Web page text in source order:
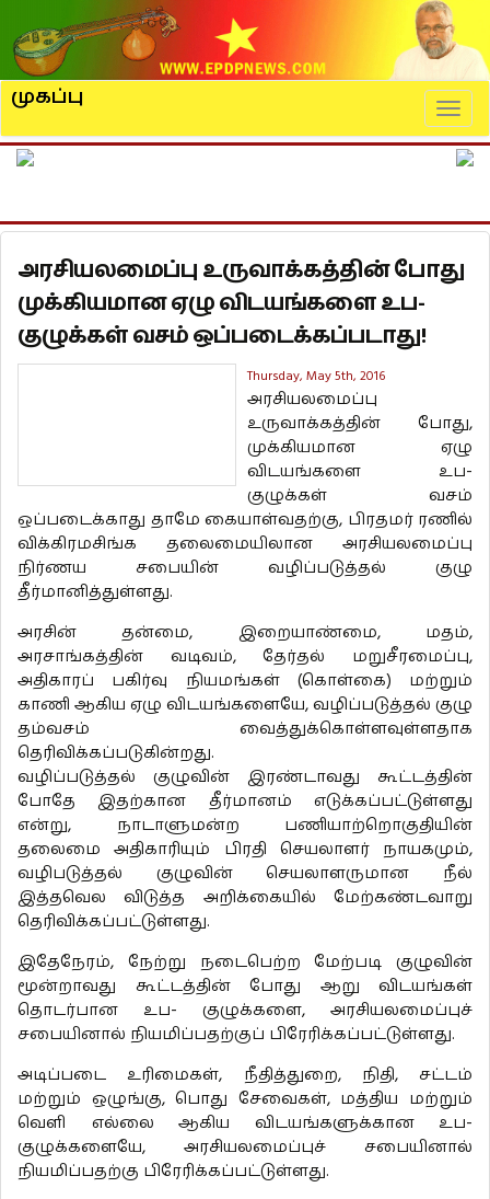
முகப்பு
அரசியலமைப்பு உருவாக்கத்தின் போது
முக்கியமான ஏழு விடயங்களை உப-
குழுக்கள் வசம் ஒப்படைக்கப்படாது!
Thursday, May 5th, 2016
அரசியலமைப்பு
உருவாக்கத்தின் போது,
முக்கியமான ஏழு
விடயங்களை உப-
குழுக்கள் வசம்
ஒப்படைக்காது தாமே கையாள்வதற்கு, பிரதமர் ரணில்
விக்கிரமசிங்க தலைமையிலான அரசியலமைப்பு
நிர்ணய சபையின் வழிப்படுத்தல் குழு
தீர்மானித்துள்ளது.
அரசின் தன்மை, இறையாண்மை, மதம்,
அரசாங்கத்தின் வடிவம், தேர்தல் மறுசீரமைப்பு,
அதிகாரப் பகிர்வு நியமங்கள் (கொள்கை) மற்றும்
காணி ஆகிய ஏழு விடயங்களையே, வழிப்படுத்தல் குழு
தம்வசம் வைத்துக்கொள்ளவுள்ளதாக
தெரிவிக்கப்படுகின்றது.
வழிப்படுத்தல் குழுவின் இரண்டாவது கூட்டத்தின்
போதே இதற்கான தீர்மானம் எடுக்கப்பட்டுள்ளது
என்று, நாடாளுமன்ற பணியாற்றொகுதியின்
தலைமை அதிகாரியும் பிரதி செயலாளர் நாயகமும்,
வழிபடுத்தல் குழுவின் செயலாளருமான நீல்
இத்தவெல விடுத்த அறிக்கையில் மேற்கண்டவாறு
தெரிவிக்கப்பட்டுள்ளது.
இதேநேரம், நேற்று நடைபெற்ற மேற்படி குழுவின்
மூன்றாவது கூட்டத்தின் போது ஆறு விடயங்கள்
தொடர்பான உப- குழுக்களை, அரசியலமைப்புச்
சபையினால் நியமிப்பதற்குப் பிரேரிக்கப்பட்டுள்ளது.
அடிப்படை உரிமைகள், நீதித்துறை, நிதி, சட்டம்
மற்றும் ஒழுங்கு, பொது சேவைகள், மத்திய மற்றும்
வெளி எல்லை ஆகிய விடயங்களுக்கான உப-
குழுக்களையே, அரசியலமைப்புச் சபையினால்
நியமிப்பதற்கு பிரேரிக்கப்பட்டுள்ளது.